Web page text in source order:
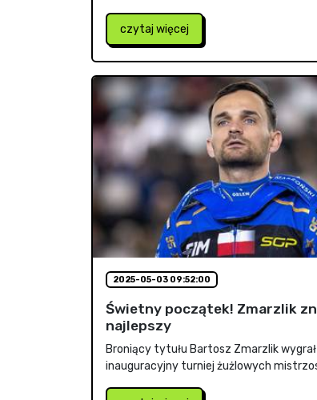
czytaj więcej
2025-05-03 09:52:00
Świetny początek! Zmarzlik
najlepszy
Broniący tytułu Bartosz Zmarzlik
inauguracyjny turniej żużlowych